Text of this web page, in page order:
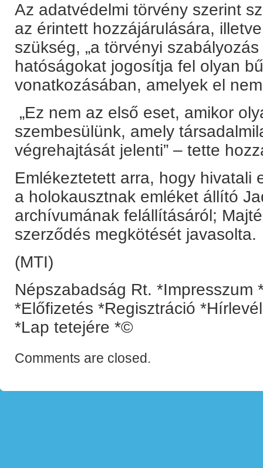
Az adatvédelmi törvény szerint
az érintett hozzájárulására,
szükség, „a törvényi
hatóságokat jogosítja fel olyan
vonatkozásában, amelyek el
„Ez nem az első eset, amikor
szembesülünk, amely
végrehajtását jelenti” – tette
Emlékeztetett arra, hogy hivatali
a holokausztnak emléket állító
archívumának felállításáról;
szerződés megkötését javasolta.
(MTI)
Népszabadság Rt. *Impresszum
*Előfizetés *Regisztráció
*Lap tetejére *©
Comments are closed.